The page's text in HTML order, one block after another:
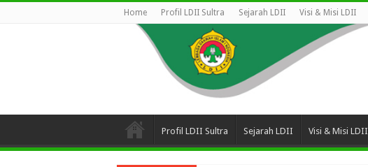
Home Profil LDII Sultra Sejarah LDII Visi & Misi LDII
Profil LDII Sultra Sejarah LDII Visi & Misi LDII